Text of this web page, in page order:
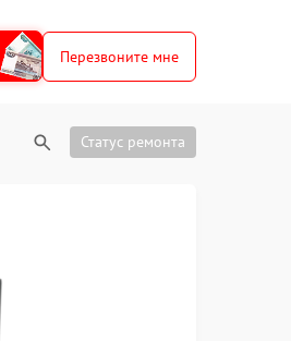
Перезвоните мне
Статус ремонта